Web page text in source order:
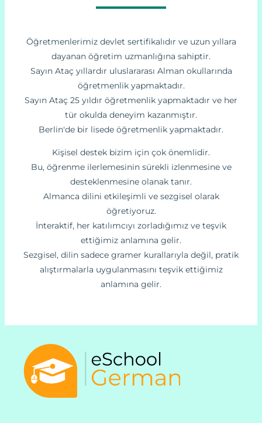
Öğretmenlerimiz devlet sertifikalıdır ve uzun yıllara
dayanan öğretim uzmanlığına sahiptir.
Sayın Ataç yıllardır uluslararası Alman okullarında
öğretmenlik yapmaktadır.
Sayın Ataç 25 yıldır öğretmenlik yapmaktadır ve her
tür okulda deneyim kazanmıştır.
Berlin'de bir lisede öğretmenlik yapmaktadır.
Kişisel destek bizim için çok önemlidir.
Bu, öğrenme ilerlemesinin sürekli izlenmesine ve
desteklenmesine olanak tanır.
Almanca dilini etkileşimli ve sezgisel olarak
öğretiyoruz.
İnteraktif, her katılımcıyı zorladığımız ve teşvik
ettiğimiz anlamına gelir.
Sezgisel, dilin sadece gramer kurallarıyla değil, pratik
alıştırmalarla uygulanmasını teşvik ettiğimiz
anlamına gelir.